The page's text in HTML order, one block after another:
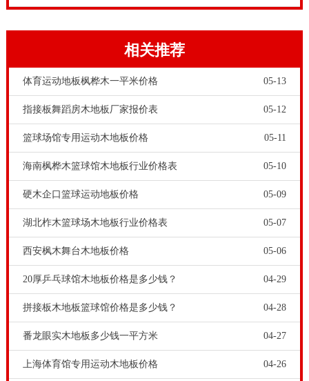
运动场馆除了铺装实木运动地板，也可以铺装PVC地板
等其他材料。但是只有实木运动地板脚感好，可以打磨
翻新，能长期使用。在一个比较好的运动场地中，运动
木地板所扮演的角色是非常重要的，因为这是运动员每
时每刻所接触并且所动的主要区域。欧氏地板-四川松木
舞台木地板行业价格表，房间内体育运动淘汰赛规则规
定，依靠路面开展体育竞赛或训炼，如篮球赛等运动项
目的运作的跳起動作和圆球的反跳，规定圆球在比赛场
路面上的反跳较为指数应大于或等于90%的专业的健身
运动木地板有着*秀和稳定性的球回弹力能，木地板上
相关推荐
体育运动地板枫桦木一平米价格 05-13
指接板舞蹈房木地板厂家报价表 05-12
篮球场馆专用运动木地板价格 05-11
海南枫桦木篮球馆木地板行业价格表 05-10
硬木企口篮球运动地板价格 05-09
湖北柞木篮球场木地板行业价格表 05-07
西安枫木舞台木地板价格 05-06
20厚乒乓球馆木地板价格是多少钱？ 04-29
拼接板木地板篮球馆价格是多少钱？ 04-28
番龙眼实木地板多少钱一平方米 04-27
上海体育馆专用运动木地板价格 04-26